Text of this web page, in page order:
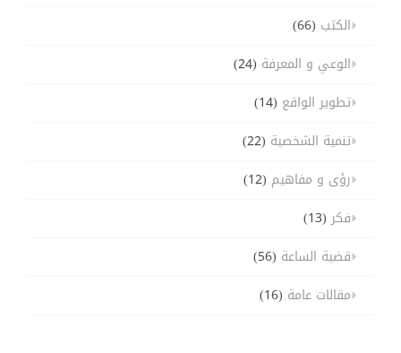
الكتب (66)
الوعي و المعرفة (24)
تطوير الواقع (14)
تنمية الشخصية (22)
رؤى و مفاهيم (12)
فكر(13)
قضية الساعة (56)
مقالات عامة (16)